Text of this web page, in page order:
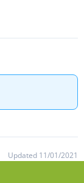
Updated 11/01/2021